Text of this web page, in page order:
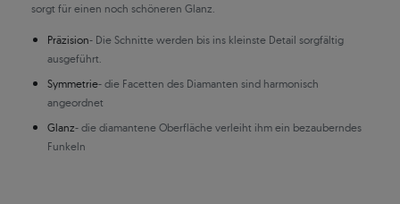
sorgt für einen noch schöneren Glanz.
Präzision- Die Schnitte werden bis ins kleinste Detail sorgfältig
ausgeführt.
Symmetrie- die Facetten des Diamanten sind harmonisch
angeordnet
Glanz- die diamantene Oberfläche verleiht ihm ein bezauberndes
Funkeln